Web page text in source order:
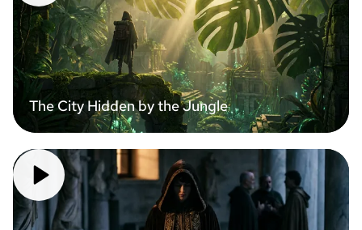
The City Hidden by the Jungle